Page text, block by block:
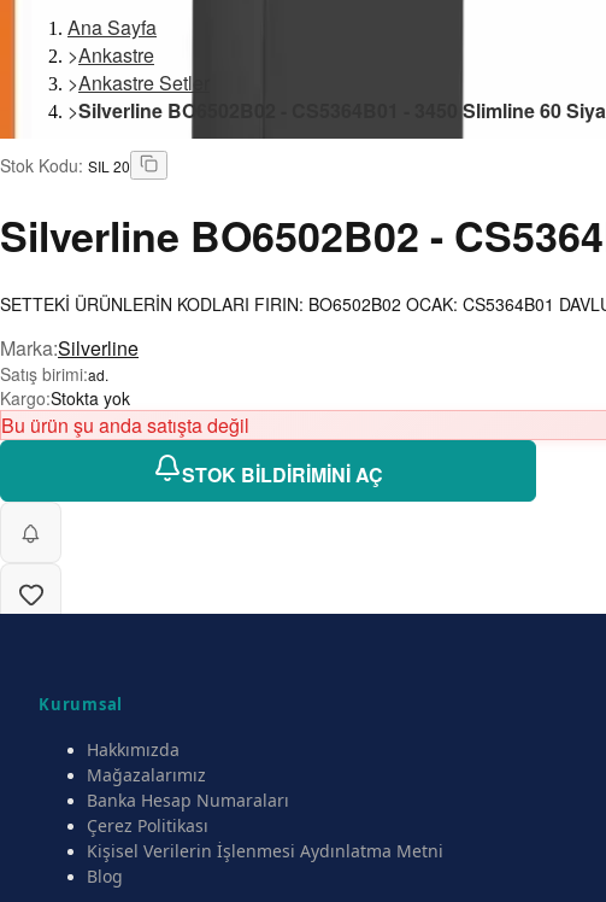
Ana Sayfa
>Ankastre
>Ankastre Setler
>Silverline BO6502B02 - CS5364B01 - 3450 Slimline 60
Stok Kodu: SIL 20
Silverline BO6502B02 -
SETTEKİ ÜRÜNLERİN KODLARI FIRIN: BO6502B02 OCAK: CS5364B01
Marka:Silverline
Satış birimi:ad.
Kargo:Stokta yok
Bu ürün şu anda satışta değil
STOK BİLDİRİMİNİ AÇ
Kurumsal
Hakkımızda
Mağazalarımız
Banka Hesap Numaraları
Çerez Politikası
Kişisel Verilerin İşlenmesi Aydınlatma Metni
Blog